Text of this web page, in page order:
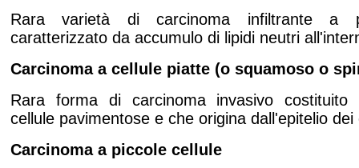
Rara varietà di carcinoma infiltrante a
caratterizzato da accumulo di lipidi neutri
Carcinoma a cellule piatte (o squamoso o
Rara forma di carcinoma invasivo costituito
cellule pavimentose e che origina dall'epitelio
Carcinoma a piccole cellule